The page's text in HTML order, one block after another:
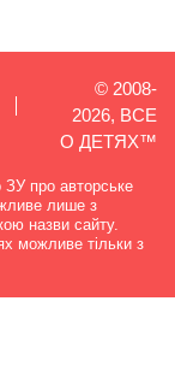
© 2008-
2026, ВСЕ
О ДЕТЯХ™
ЗУ про авторське
лише з
назви сайту.
можливе тільки з